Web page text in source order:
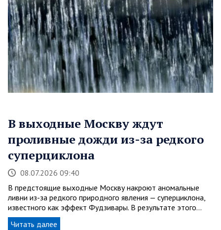
В выходные Москву ждут
проливные дожди из-за редкого
суперциклона
08.07.2026 09:40
В предстоящие выходные Москву накроют аномальные
ливни из-за редкого природного явления — суперциклона,
известного как эффект Фудзивары. В результате этого…
Читать далее